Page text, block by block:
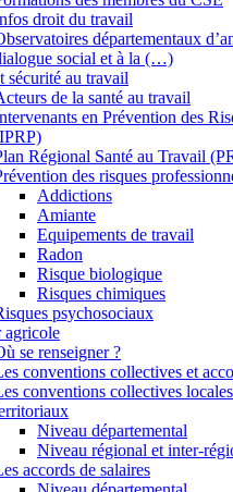
droit du travail
départementaux
social et à la (…)
sécurité au travail
de la santé au travail
en Prévention des
Régional Santé au Travail
des risques
Addictions
Amiante
Equipements de travail
Radon
Risque biologique
Risques chimiques
psychosociaux
agricole
se renseigner ?
conventions collectives et
conventions collectives
Niveau départemental
Niveau régional et inter-
accords de salaires